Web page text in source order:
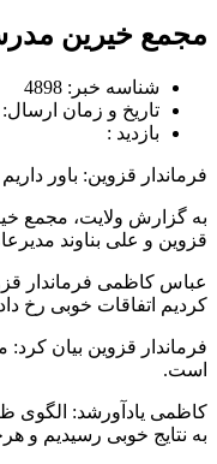
مجمع خیرین
شناسه خبر: 4898
تاریخ و زمان ارسال: 1 آذر 1401 ساعت 08:00
بازدید :
فرماندار قزوین: باور
به گزارش ولایت، مجمع
قزوین و علی بناوند
عباس کاظمی فرماندار
کردیم اتفاقات خوبی رخ
فرماندار قزوین بیان
است.
کاظمی یادآورشد: الگوی
به نتایج خوبی رسیدیم و